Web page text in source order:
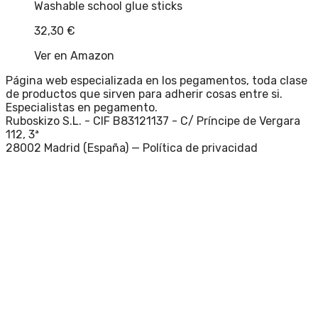
Washable school glue sticks
32,30 €
Ver en Amazon
Página web especializada en los pegamentos, toda clase
de productos que sirven para adherir cosas entre si.
Especialistas en pegamento.
Ruboskizo S.L. - CIF B83121137 - C/ Príncipe de Vergara
112, 3ª
28002 Madrid (España) — Política de privacidad